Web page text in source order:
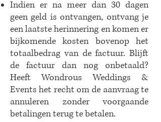
Indien er na meer dan 30 dagen
geen geld is ontvangen, ontvang je
een laatste herinnering en komen er
bijkomende kosten bovenop het
totaalbedrag van de factuur. Blijft
de factuur dan nog onbetaald?
Heeft Wondrous Weddings &
Events het recht om de aanvraag te
annuleren zonder voorgaande
betalingen terug te betalen.